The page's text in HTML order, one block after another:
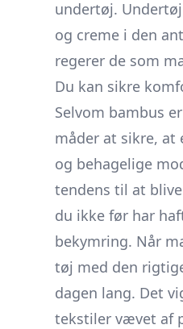
undertøj.
og creme i den
regerer de som
Du kan sikre
Selvom bambus
måder at sikre,
og behagelige
tendens til at
du ikke før har
bekymring. Når
tøj med den
dagen lang. Det
tekstiler vævet af